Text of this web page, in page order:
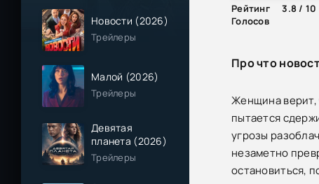
Новости (2026)
Трейлеры
Малой (2026)
Трейлеры
Девятая
планета (2026)
Трейлеры
Рейтинг
3.8 / 10
Голосов
Про что
Женщина верит,
пытается
угрозы
незаметно
остановиться,